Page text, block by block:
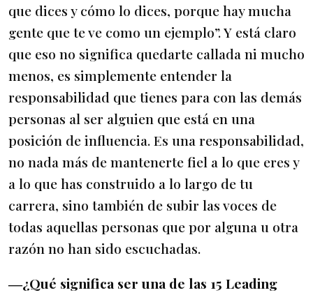
que dices y cómo lo dices, porque hay mucha
gente que te ve como un ejemplo”. Y está claro
que eso no significa quedarte callada ni mucho
menos, es simplemente entender la
responsabilidad que tienes para con las demás
personas al ser alguien que está en una
posición de influencia. Es una responsabilidad,
no nada más de mantenerte fiel a lo que eres y
a lo que has construido a lo largo de tu
carrera, sino también de subir las voces de
todas aquellas personas que por alguna u otra
razón no han sido escuchadas.
―¿Qué significa ser una de las 15 Leading